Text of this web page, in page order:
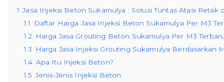
1 Jasa Injeksi Beton Sukamulya : Solusi Tuntas Atasi Retak
1.1
Daftar Harga Jasa Injeksi Beton Sukamulya Per M3
1.2 Harga Jasa Grouting Beton Sukamulya Per M3
1.3
Harga Jasa Injeksi Grouting Sukamulya Berdasarkan
1.4 Apa Itu Injeksi Beton?
1.5 Jenis-Jenis Injeksi Beton